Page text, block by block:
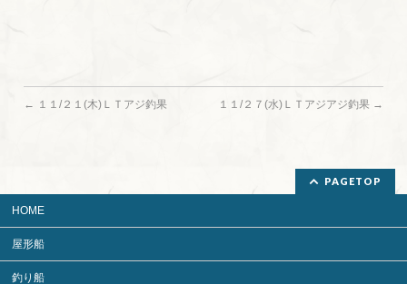
← １１/２１(木)ＬＴアジ釣果 １１/２７(水)ＬＴアジアジ釣果 →
PAGETOP
HOME
屋形船
釣り船